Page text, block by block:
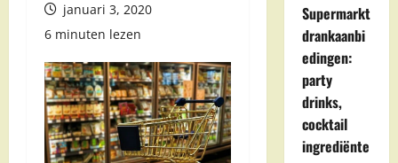
januari 3, 2020
6 minuten lezen
Supermarkt
drankaanbi
edingen:
party
drinks,
cocktail
ingrediënte